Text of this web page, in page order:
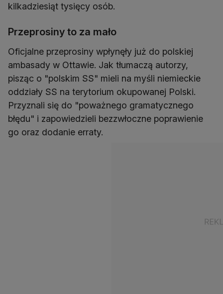
kilkadziesiąt tysięcy osób.
Przeprosiny to za mało
Oficjalne przeprosiny wpłynęły już do polskiej
ambasady w Ottawie. Jak tłumaczą autorzy,
pisząc o "polskim SS" mieli na myśli niemieckie
oddziały SS na terytorium okupowanej Polski.
Przyznali się do "poważnego gramatycznego
błędu" i zapowiedzieli bezzwłoczne poprawienie
go oraz dodanie erraty.